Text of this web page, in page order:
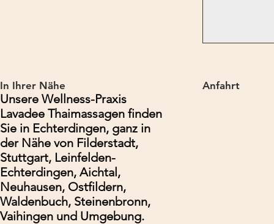
In Ihrer Nähe
Unsere Wellness-Praxis
Lavadee Thaimassagen finden
Sie in Echterdingen, ganz in
der Nähe von Filderstadt,
Stuttgart, Leinfelden-
Echterdingen, Aichtal,
Neuhausen, Ostfildern,
Waldenbuch, Steinenbronn,
Vaihingen und Umgebung.
Anfahrt